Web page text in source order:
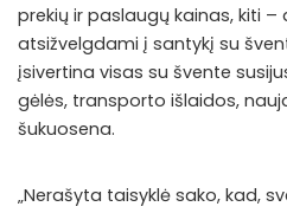
prekių ir paslaugų kainas, kiti
atsižvelgdami į santykį su
įsivertina visas su švente
gėlės, transporto išlaidos,
šukuosena.
„Nerašyta taisyklė sako, kad,